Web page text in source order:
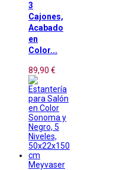
3
Cajones,
Acabado
en
Color...
89,90 €
Meyvaser